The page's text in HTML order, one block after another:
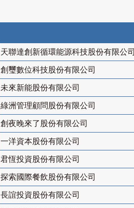
天聯達創新循環能源科技股份有限公司
創璽數位科技股份有限公司
未來新能股份有限公司
綠洲管理顧問股份有限公司
創夜晚來了股份有限公司
一洋資本股份有限公司
君恆投資股份有限公司
探索國際餐飲股份有限公司
長誼投資股份有限公司